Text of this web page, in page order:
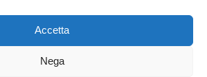
Accetta
Nega
invecchiamento